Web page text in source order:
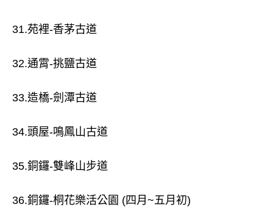
31.苑裡-香茅古道
32.通霄-挑鹽古道
33.造橋-劍潭古道
34.頭屋-鳴鳳山古道
35.銅鑼-雙峰山步道
36.銅鑼-桐花樂活公園 (四月~五月初)